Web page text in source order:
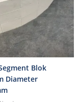
Blok
Diameter